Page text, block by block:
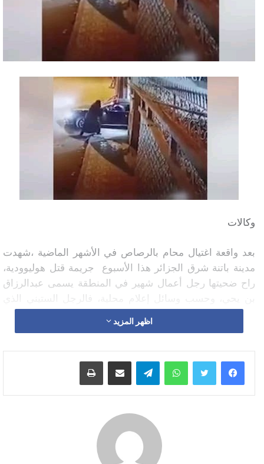
وكالات
بعد واقعة اغتيال محام بالرصاص في الأشهر الماضية ،شهدت
مدينة باتنة شرق الجزائر هذا الأسبوع جريمة قتل هوليوودية،
راح ضحيتها رجل أعمال شهير في المنطقة يسمى عبدالرزاق
بن يحي، وحسب وسائل إعلام محلية، فالرجل الستيني الذي
يعمل في مجال الأشغال العمومية، لقي حتفه رميا بالرصاص
من طرف شخص كان يرتدي زيا نسويا.
وقد التقطت كاميرا مراقبة مثبتة بالشارع تفاصيل الجريمة.
وبحسب شهود عيان والفيديو الذي تم تداوله على مواقع
التواصل، فإن الجريمة تعود لليلة الثلاثاء الماضي، حيث كان
الضحية يهم بالدخول إلى البيت رفقة زوجته على متن سيارته
اظهر المزيد
واتساب تيلقرام مشاركة عبر البريد طباعة